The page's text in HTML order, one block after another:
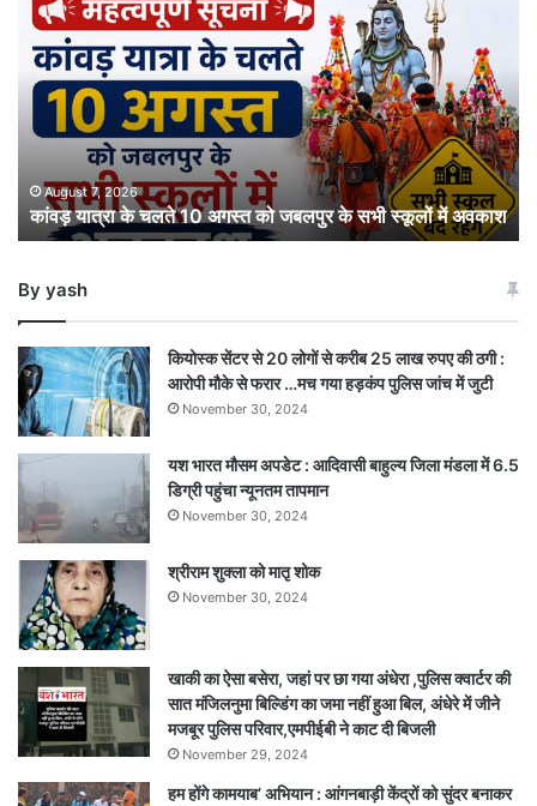
यात्रा
चलते
10
सभी
स्कूलों
अवकाश
August 7, 2026
कांवड़ यात्रा के चलते 10 अगस्त को जबलपुर के सभी स्कूलों में अवकाश
By yash
कियोस्क सेंटर से 20 लोगों से करीब 25 लाख रुपए की ठगी :
आरोपी मौके से फरार …मच गया हड़कंप पुलिस जांच में जुटी
November 30, 2024
यश भारत मौसम अपडेट : आदिवासी बाहुल्य जिला मंडला में 6.5
डिग्री पहुंचा न्यूनतम तापमान
November 30, 2024
श्रीराम शुक्ला को मातृ शोक
November 30, 2024
खाकी का ऐसा बसेरा, जहां पर छा गया अंधेरा ,पुलिस क्वार्टर की
सात मंजिलनुमा बिल्डिंग का जमा नहीं हुआ बिल, अंधेरे में जीने
मजबूर पुलिस परिवार,एमपीईबी ने काट दी बिजली
November 29, 2024
हम होंगे कामयाब’ अभियान : आंगनबाड़ी केंद्रों को सुंदर बनाकर